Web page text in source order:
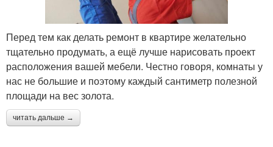
Перед тем как делать ремонт в квартире желательно
тщательно продумать, а ещё лучше нарисовать проект
расположения вашей мебели. Честно говоря, комнаты у
нас не большие и поэтому каждый сантиметр полезной
площади на вес золота.
читать дальше →